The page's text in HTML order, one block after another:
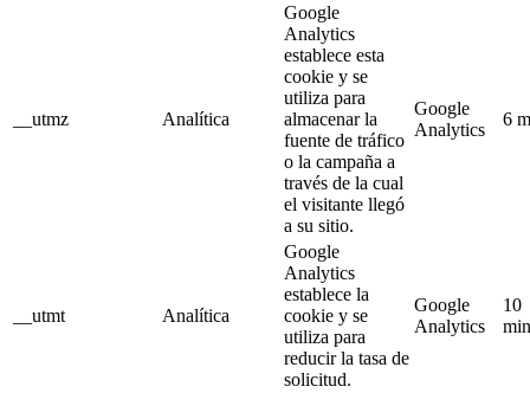
__utmz Analítica
Google
Analytics
establece esta
cookie y se
utiliza para
almacenar la
fuente de tráfico
o la campaña a
través de la cual
el visitante llegó
a su sitio.
Google
Analytics
6
__utmt Analítica
Google
Analytics
establece la
cookie y se
utiliza para
reducir la tasa de
solicitud.
Google
Analytics
10